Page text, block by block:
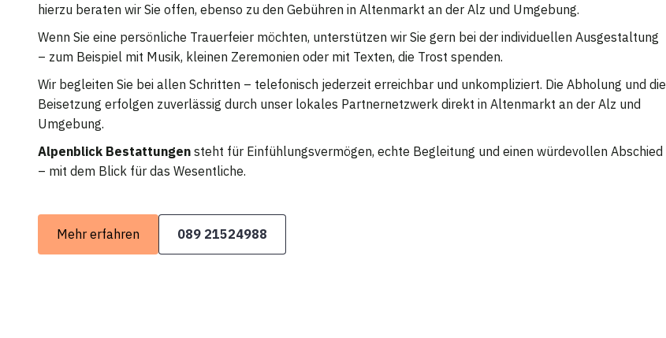
hierzu beraten wir Sie offen, ebenso zu den Gebühren in Altenmarkt an der Alz und Umgebung.
Wenn Sie eine persönliche Trauerfeier möchten, unterstützen wir Sie gern bei der individuellen Ausgestaltung
– zum Beispiel mit Musik, kleinen Zeremonien oder mit Texten, die Trost spenden.
Wir begleiten Sie bei allen Schritten – telefonisch jederzeit erreichbar und unkompliziert. Die Abholung und die
Beisetzung erfolgen zuverlässig durch unser lokales Partnernetzwerk direkt in Altenmarkt an der Alz und
Umgebung.
Alpenblick Bestattungen steht für Einfühlungsvermögen, echte Begleitung und einen würdevollen Abschied
– mit dem Blick für das Wesentliche.
Mehr erfahren 089 21524988